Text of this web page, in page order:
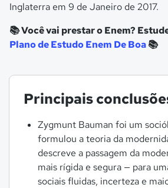
Inglaterra em 9 de Janeiro de 2017.
📚 Você vai prestar o Enem?
Plano de Estudo Enem De Boa📚
Principais
Zygmunt Bauman foi um
formulou a teoria da
descreve a passagem da
mais rígida e segura — para
sociais fluidas, incerteza e